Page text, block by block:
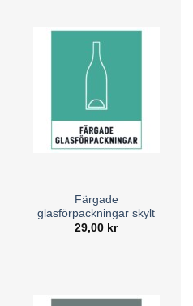
återvinnas.
följa riktlinjer för
tydlig och organiserad
och mer strukturerad
av skyltar för avfallssortering
olika typer av avfall. Oavsett
Se vårt utbud och beställ
Färgade
glasförpackningar skylt
29,00 kr